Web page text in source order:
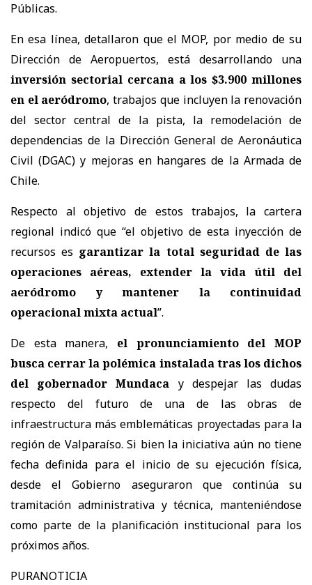
Públicas.
En esa línea, detallaron que el MOP, por medio de su
Dirección de Aeropuertos, está desarrollando una
inversión sectorial cercana a los $3.900 millones
en el aeródromo, trabajos que incluyen la renovación
del sector central de la pista, la remodelación de
dependencias de la Dirección General de Aeronáutica
Civil (DGAC) y mejoras en hangares de la Armada de
Chile.
Respecto al objetivo de estos trabajos, la cartera
regional indicó que “el objetivo de esta inyección de
recursos es garantizar la total seguridad de las
operaciones aéreas, extender la vida útil del
aeródromo y mantener la continuidad
operacional mixta actual”.
De esta manera, el pronunciamiento del MOP
busca cerrar la polémica instalada tras los dichos
del gobernador Mundaca y despejar las dudas
respecto del futuro de una de las obras de
infraestructura más emblemáticas proyectadas para la
región de Valparaíso. Si bien la iniciativa aún no tiene
fecha definida para el inicio de su ejecución física,
desde el Gobierno aseguraron que continúa su
tramitación administrativa y técnica, manteniéndose
como parte de la planificación institucional para los
próximos años.
PURANOTICIA